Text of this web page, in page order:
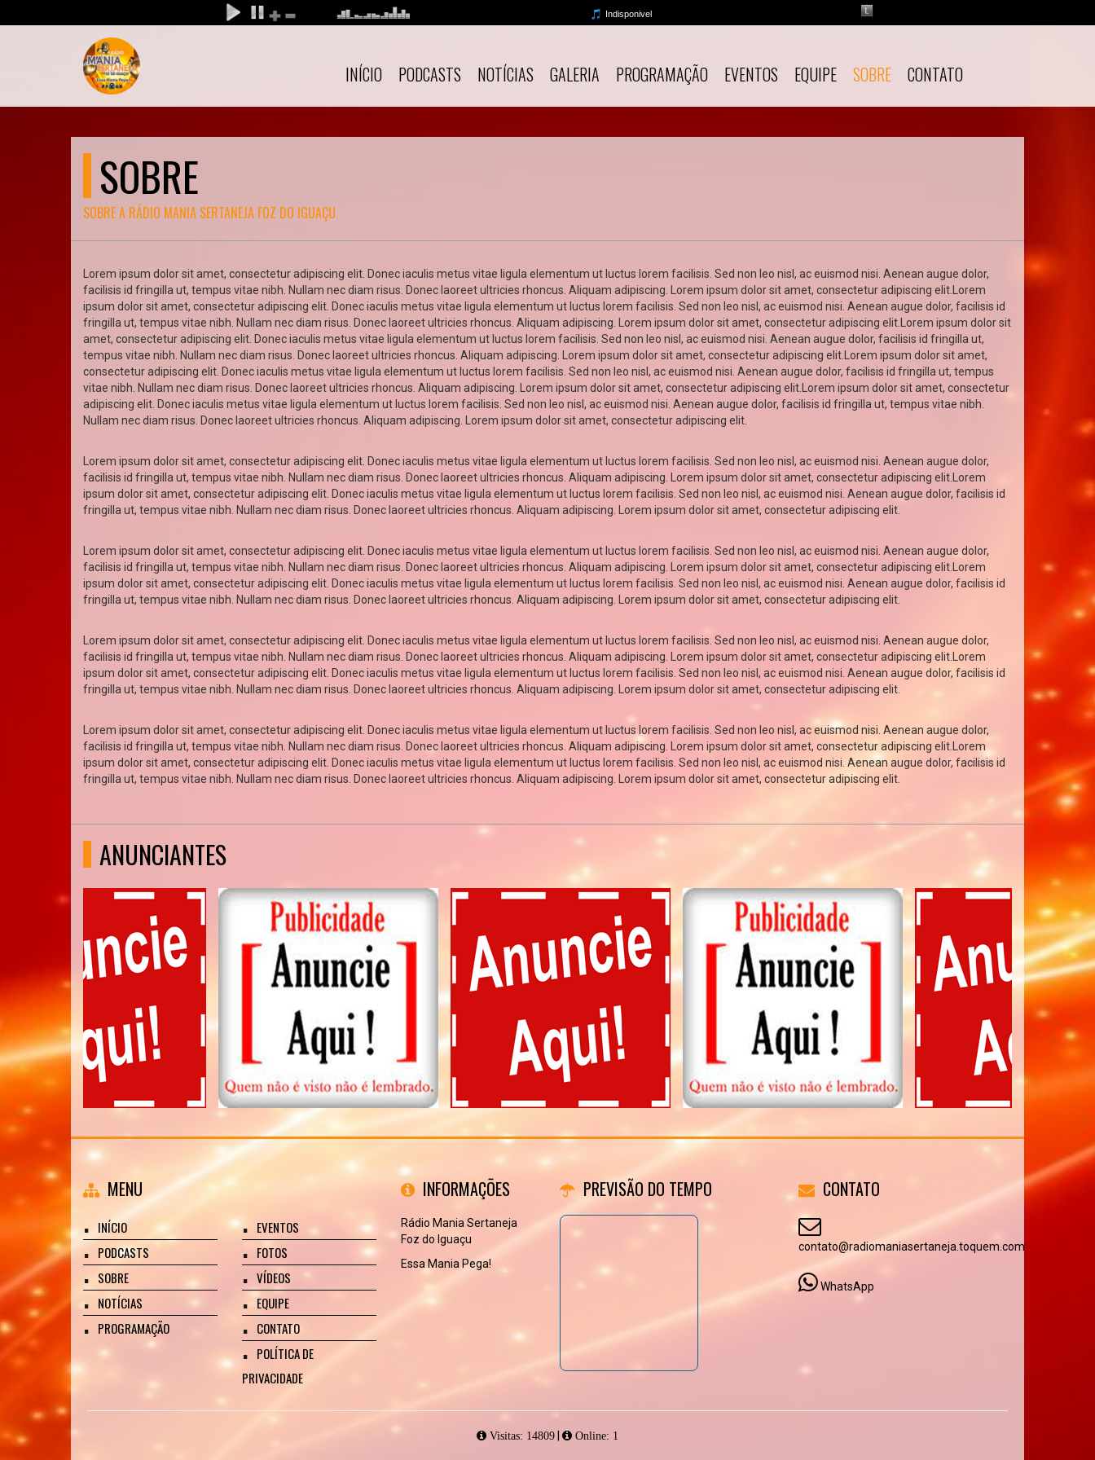
INÍCIO PODCASTS NOTÍCIAS GALERIA PROGRAMAÇÃO EVENTOS EQUIPE SOBRE CONTATO
SOBRE
SOBRE A RÁDIO MANIA SERTANEJA FOZ DO IGUAÇU
Lorem ipsum dolor sit amet, consectetur adipiscing elit. Donec iaculis metus vitae ligula elementum ut luctus lorem facilisis. Sed non leo nisl, ac euismod nisi. Aenean augue dolor,
facilisis id fringilla ut, tempus vitae nibh. Nullam nec diam risus. Donec laoreet ultricies rhoncus. Aliquam adipiscing. Lorem ipsum dolor sit amet, consectetur adipiscing elit.Lorem
ipsum dolor sit amet, consectetur adipiscing elit. Donec iaculis metus vitae ligula elementum ut luctus lorem facilisis. Sed non leo nisl, ac euismod nisi. Aenean augue dolor, facilisis id
fringilla ut, tempus vitae nibh. Nullam nec diam risus. Donec laoreet ultricies rhoncus. Aliquam adipiscing. Lorem ipsum dolor sit amet, consectetur adipiscing elit.Lorem ipsum dolor sit
amet, consectetur adipiscing elit. Donec iaculis metus vitae ligula elementum ut luctus lorem facilisis. Sed non leo nisl, ac euismod nisi. Aenean augue dolor, facilisis id fringilla ut,
tempus vitae nibh. Nullam nec diam risus. Donec laoreet ultricies rhoncus. Aliquam adipiscing. Lorem ipsum dolor sit amet, consectetur adipiscing elit.Lorem ipsum dolor sit amet,
consectetur adipiscing elit. Donec iaculis metus vitae ligula elementum ut luctus lorem facilisis. Sed non leo nisl, ac euismod nisi. Aenean augue dolor, facilisis id fringilla ut, tempus
vitae nibh. Nullam nec diam risus. Donec laoreet ultricies rhoncus. Aliquam adipiscing. Lorem ipsum dolor sit amet, consectetur adipiscing elit.Lorem ipsum dolor sit amet, consectetur
adipiscing elit. Donec iaculis metus vitae ligula elementum ut luctus lorem facilisis. Sed non leo nisl, ac euismod nisi. Aenean augue dolor, facilisis id fringilla ut, tempus vitae nibh.
Nullam nec diam risus. Donec laoreet ultricies rhoncus. Aliquam adipiscing. Lorem ipsum dolor sit amet, consectetur adipiscing elit.
Lorem ipsum dolor sit amet, consectetur adipiscing elit. Donec iaculis metus vitae ligula elementum ut luctus lorem facilisis. Sed non leo nisl, ac euismod nisi. Aenean augue dolor,
facilisis id fringilla ut, tempus vitae nibh. Nullam nec diam risus. Donec laoreet ultricies rhoncus. Aliquam adipiscing. Lorem ipsum dolor sit amet, consectetur adipiscing elit.Lorem
ipsum dolor sit amet, consectetur adipiscing elit. Donec iaculis metus vitae ligula elementum ut luctus lorem facilisis. Sed non leo nisl, ac euismod nisi. Aenean augue dolor, facilisis id
fringilla ut, tempus vitae nibh. Nullam nec diam risus. Donec laoreet ultricies rhoncus. Aliquam adipiscing. Lorem ipsum dolor sit amet, consectetur adipiscing elit.
Lorem ipsum dolor sit amet, consectetur adipiscing elit. Donec iaculis metus vitae ligula elementum ut luctus lorem facilisis. Sed non leo nisl, ac euismod nisi. Aenean augue dolor,
facilisis id fringilla ut, tempus vitae nibh. Nullam nec diam risus. Donec laoreet ultricies rhoncus. Aliquam adipiscing. Lorem ipsum dolor sit amet, consectetur adipiscing elit.Lorem
ipsum dolor sit amet, consectetur adipiscing elit. Donec iaculis metus vitae ligula elementum ut luctus lorem facilisis. Sed non leo nisl, ac euismod nisi. Aenean augue dolor, facilisis id
fringilla ut, tempus vitae nibh. Nullam nec diam risus. Donec laoreet ultricies rhoncus. Aliquam adipiscing. Lorem ipsum dolor sit amet, consectetur adipiscing elit.
Lorem ipsum dolor sit amet, consectetur adipiscing elit. Donec iaculis metus vitae ligula elementum ut luctus lorem facilisis. Sed non leo nisl, ac euismod nisi. Aenean augue dolor,
facilisis id fringilla ut, tempus vitae nibh. Nullam nec diam risus. Donec laoreet ultricies rhoncus. Aliquam adipiscing. Lorem ipsum dolor sit amet, consectetur adipiscing elit.Lorem
ipsum dolor sit amet, consectetur adipiscing elit. Donec iaculis metus vitae ligula elementum ut luctus lorem facilisis. Sed non leo nisl, ac euismod nisi. Aenean augue dolor, facilisis id
fringilla ut, tempus vitae nibh. Nullam nec diam risus. Donec laoreet ultricies rhoncus. Aliquam adipiscing. Lorem ipsum dolor sit amet, consectetur adipiscing elit.
Lorem ipsum dolor sit amet, consectetur adipiscing elit. Donec iaculis metus vitae ligula elementum ut luctus lorem facilisis. Sed non leo nisl, ac euismod nisi. Aenean augue dolor,
facilisis id fringilla ut, tempus vitae nibh. Nullam nec diam risus. Donec laoreet ultricies rhoncus. Aliquam adipiscing. Lorem ipsum dolor sit amet, consectetur adipiscing elit.Lorem
ipsum dolor sit amet, consectetur adipiscing elit. Donec iaculis metus vitae ligula elementum ut luctus lorem facilisis. Sed non leo nisl, ac euismod nisi. Aenean augue dolor, facilisis id
fringilla ut, tempus vitae nibh. Nullam nec diam risus. Donec laoreet ultricies rhoncus. Aliquam adipiscing. Lorem ipsum dolor sit amet, consectetur adipiscing elit.
ANUNCIANTES
MENU
INÍCIO
PODCASTS
SOBRE
NOTÍCIAS
PROGRAMAÇÃO
EVENTOS
FOTOS
VÍDEOS
EQUIPE
CONTATO
POLÍTICA DE
PRIVACIDADE
INFORMAÇÕES
Rádio Mania Sertaneja
Foz do Iguaçu
Essa Mania Pega!
PREVISÃO DO TEMPO CONTATO
contato@radiomaniasertaneja.toquem.com
WhatsApp
Visitas: 14809 Online: 1